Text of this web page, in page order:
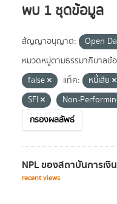
พบ 1 ชุดข้อมูล
สัญญาอนุญาต: Open
หมวดหมู่ตามธรรมาภิบาลข้
false
แท็ค: หนี้เสีย
SFI
Non-
กรองผลลัพธ์
NPL ของสถาบันการเงิ
recent views